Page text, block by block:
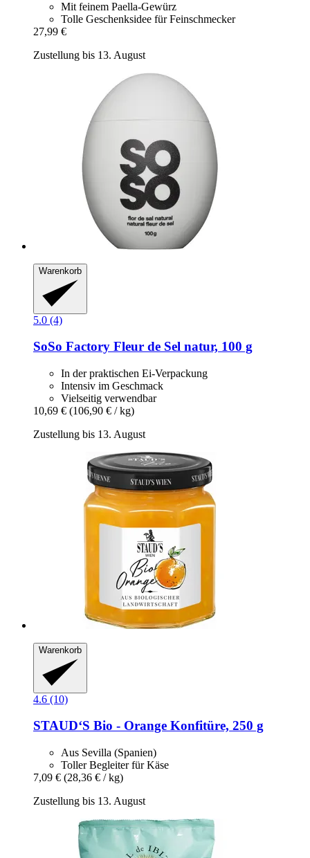
Mit feinem Paella-Gewürz
Tolle Geschenksidee für Feinschmecker
27,99 €
Zustellung bis 13. August
Warenkorb
5.0 (4)
SoSo Factory Fleur de Sel natur, 100 g
In der praktischen Ei-Verpackung
Intensiv im Geschmack
Vielseitig verwendbar
10,69 € (106,90 € / kg)
Zustellung bis 13. August
Warenkorb
4.6 (10)
STAUD‘S Bio -​ Orange Konfitüre, 250 g
Aus Sevilla (Spanien)
Toller Begleiter für Käse
7,09 € (28,36 € / kg)
Zustellung bis 13. August